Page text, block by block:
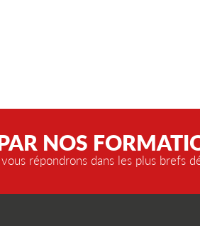
NOS
répondrons dans les plus brefs